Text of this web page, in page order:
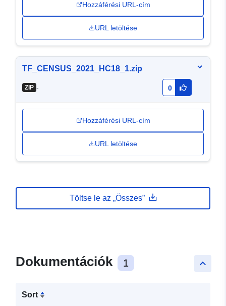
Hozzáférési URL-cím
URL letöltése
TF_CENSUS_2021_HC18_1.zip
ZIP - 0
Hozzáférési URL-cím
URL letöltése
Töltse le az „Összes”
keyboard_arrow_up
Dokumentációk 1
Sort